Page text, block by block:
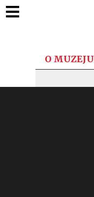
O MUZEJU